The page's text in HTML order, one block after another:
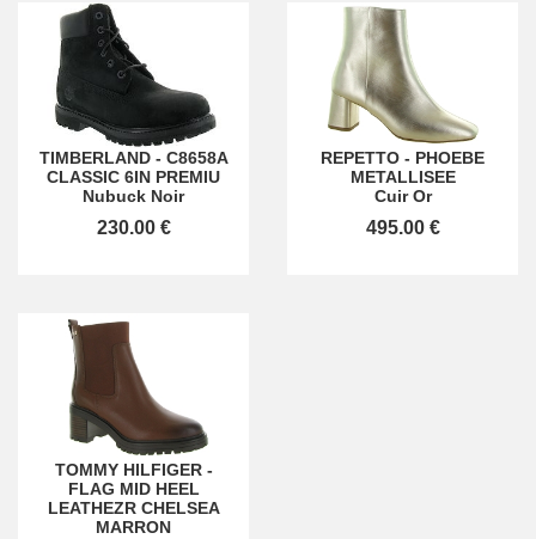
TIMBERLAND- C8658A
CLASSIC 6IN PREMIU
Nubuck Noir
230.00 €
REPETTO - PHOEBE
METALLISEE
Cuir Or
495.00 €
TOMMY HILFIGER-
FLAG MID HEEL
LEATHEZR CHELSEA
MARRON